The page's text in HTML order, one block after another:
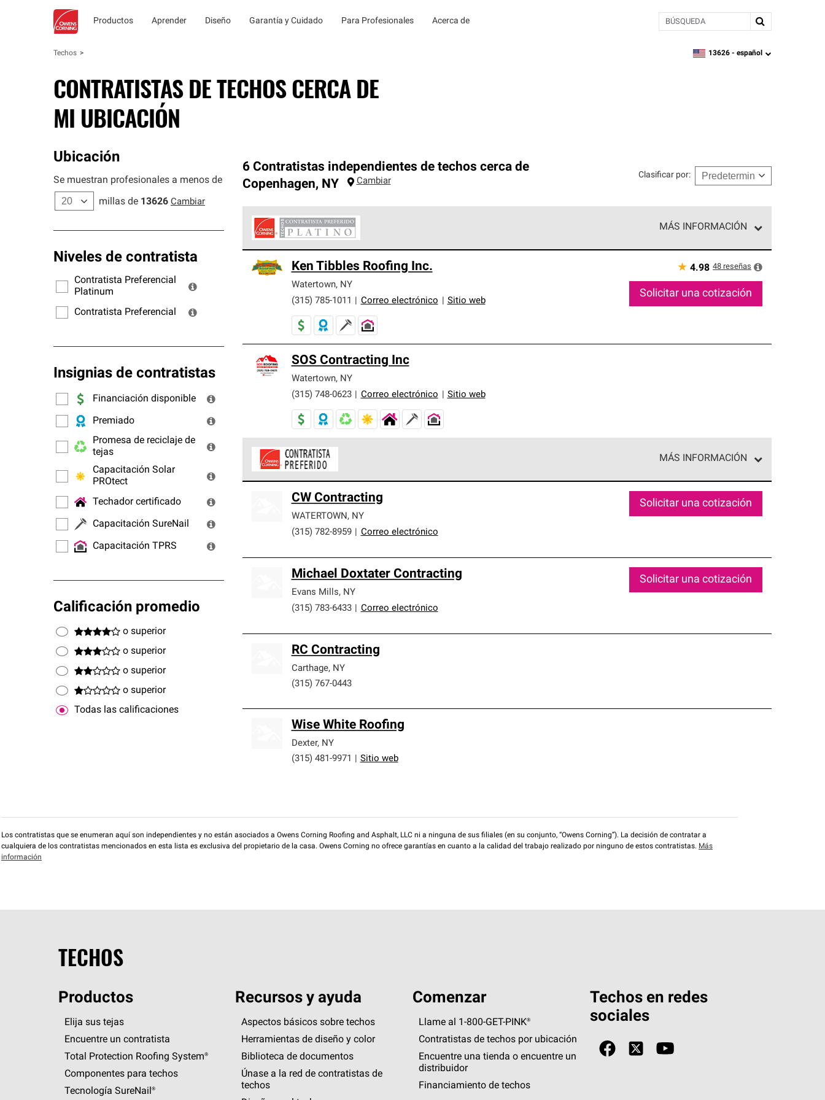
Productos Aprender Diseño Garantía y Cuidado Para Profesionales Acerca de BÚSQUEDA
Techos zipcode,language
13626 - español
CONTRATISTAS DE TECHOS CERCA DE
MI UBICACIÓN
Ubicación
Se muestran profesionales a menos de
millas de 13626 Cambiar
Niveles de contratista
Contratista Preferencial
Platinum
Contratista Preferencial
Insignias de contratistas
Financiación disponible
Premiado
Promesa de reciclaje de
tejas
Capacitación Solar
PROtect
Techador certificado
Capacitación SureNail
Capacitación TPRS
Calificación promedio
o superior
o superior
o superior
o superior
Todas las calificaciones
6 Contratistas independientes de techos cerca de
Copenhagen, NY Cambiar
Clasificar por:
MÁS INFORMACIÓN
cumplen con estándares estrictos de profesionalismo, confiabilidad y destreza incomparable. Solo ellos pueden
ofrecer nuestra mejor garantía de sistemas de techos.
Ken Tibbles Roofing Inc.
Watertown, NY
(315) 785-1011
Correo electrónico Sitio web
★ 4.98 48 reseñas
Solicitar una cotización
SOS Contracting Inc
Watertown, NY
(315) 748-0623
Correo electrónico Sitio web
MÁS INFORMACIÓN
cumplen con altos estándares y requisitos estrictos de profesionalismo y confiabilidad.
CW Contracting
WATERTOWN , NY
(315) 782-8959
Correo electrónico
Solicitar una cotización
Michael Doxtater Contracting
Evans Mills, NY
(315) 783-6433
Correo electrónico
Solicitar una cotización
RC Contracting
Carthage, NY
(315) 767-0443
Wise White Roofing
Dexter, NY
(315) 481-9971
Sitio web
Los contratistas que se enumeran aquí son independientes y no están asociados a Owens Corning Roofing and Asphalt, LLC ni a ninguna de sus filiales (en su conjunto, “Owens Corning”). La decisión de contratar a
cualquiera de los contratistas mencionados en esta lista es exclusiva del propietario de la casa. Owens Corning no ofrece garantías en cuanto a la calidad del trabajo realizado por ninguno de estos contratistas. Más
información
TECHOS
Productos
Elija sus tejas
Encuentre un contratista
Total Protection Roofing System®
Componentes para techos
Tecnología SureNail®
Recursos y ayuda
Aspectos básicos sobre techos
Herramientas de diseño y color
Biblioteca de documentos
Únase a la red de contratistas de
techos
Comenzar
Llame al 1-800-GET-PINK®
Contratistas de techos por ubicación
Encuentre una tienda o encuentre un
distribuidor
Financiamiento de techos
Techos en redes
sociales